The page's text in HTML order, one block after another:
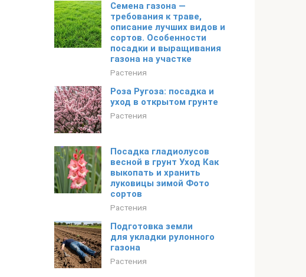
Семена газона —
требования к траве,
описание лучших видов и
сортов. Особенности
посадки и выращивания
газона на участке
Растения
Роза Ругоза: посадка и
уход в открытом грунте
Растения
Посадка гладиолусов
весной в грунт Уход Как
выкопать и хранить
луковицы зимой Фото
сортов
Растения
Подготовка земли
для укладки рулонного
газона
Растения